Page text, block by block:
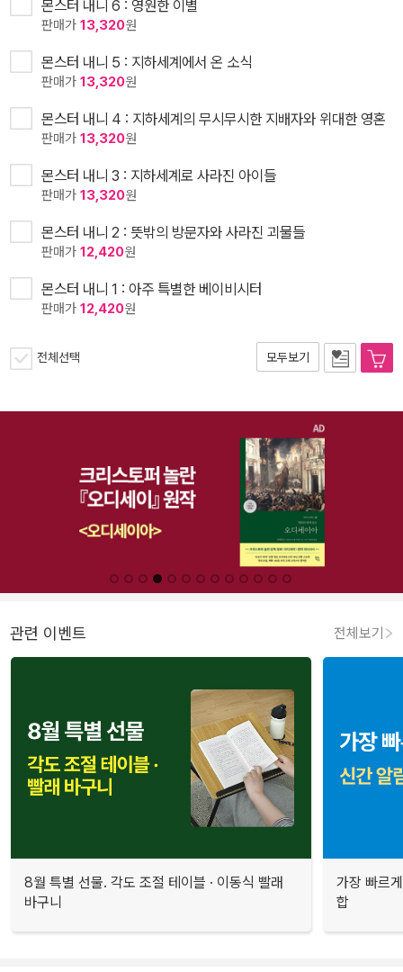
몬스터 내니 6 : 영원한 이별
판매가 13,320원
몬스터 내니 5 : 지하세계에서 온 소식
판매가 13,320원
몬스터 내니 4 : 지하세계의 무시무시한 지배자와 위대한 영혼
판매가 13,320원
몬스터 내니 3 : 지하세계로 사라진 아이들
판매가 13,320원
몬스터 내니 2 : 뜻밖의 방문자와 사라진 괴물들
판매가 12,420원
몬스터 내니 1 : 아주 특별한 베이비시터
판매가 12,420원
전체선택 모두보기
관련 이벤트 전체보기
8월 특별 선물. 각도 조절 테이블 · 이동식 빨래
바구니
가장 빠르
합